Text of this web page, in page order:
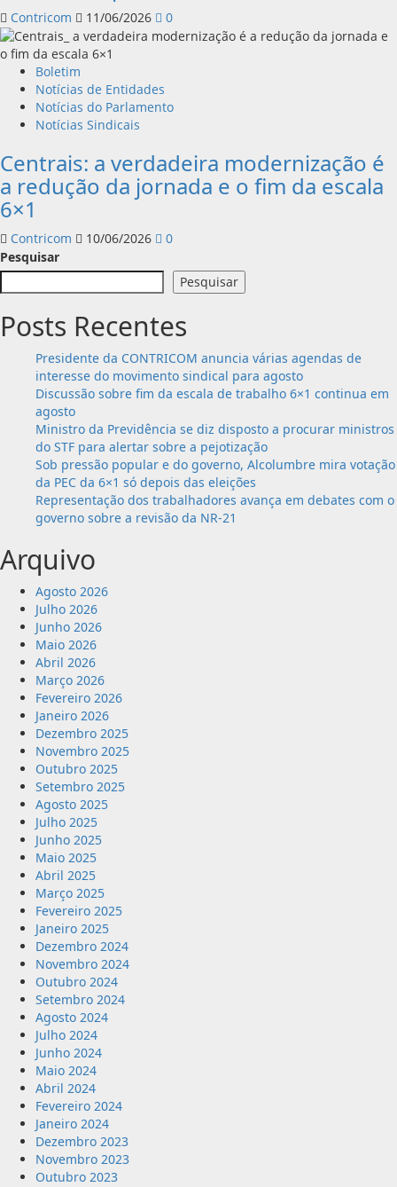
Contricom 11/06/2026 0
Boletim
Notícias de Entidades
Notícias do Parlamento
Notícias Sindicais
Centrais: a verdadeira modernização é
a redução da jornada e o fim da escala
6×1
Contricom 10/06/2026
0
Pesquisar
Pesquisar
Posts Recentes
Presidente da CONTRICOM anuncia várias agendas de
interesse do movimento sindical para agosto
Discussão sobre fim da escala de trabalho 6×1 continua em
agosto
Ministro da Previdência se diz disposto a procurar ministros
do STF para alertar sobre a pejotização
Sob pressão popular e do governo, Alcolumbre mira votação
da PEC da 6×1 só depois das eleições
Representação dos trabalhadores avança em debates com o
governo sobre a revisão da NR-21
Arquivo
Agosto 2026
Julho 2026
Junho 2026
Maio 2026
Abril 2026
Março 2026
Fevereiro 2026
Janeiro 2026
Dezembro 2025
Novembro 2025
Outubro 2025
Setembro 2025
Agosto 2025
Julho 2025
Junho 2025
Maio 2025
Abril 2025
Março 2025
Fevereiro 2025
Janeiro 2025
Dezembro 2024
Novembro 2024
Outubro 2024
Setembro 2024
Agosto 2024
Julho 2024
Junho 2024
Maio 2024
Abril 2024
Fevereiro 2024
Janeiro 2024
Dezembro 2023
Novembro 2023
Outubro 2023